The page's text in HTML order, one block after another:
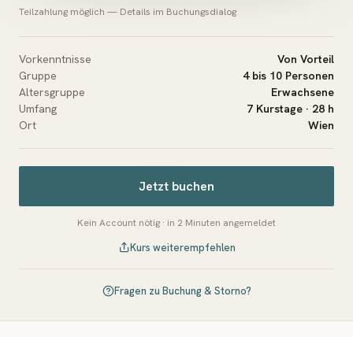
Teilzahlung möglich — Details im Buchungsdialog
Vorkenntnisse
Von Vorteil
Gruppe
4 bis 10 Personen
Altersgruppe
Erwachsene
Umfang
7 Kurstage · 28 h
Ort
Wien
Jetzt buchen
Kein Account nötig · in 2 Minuten angemeldet
Kurs weiterempfehlen
Fragen zu Buchung & Storno?